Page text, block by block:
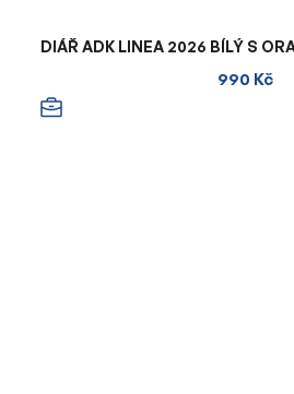
DIÁŘ ADK LINEA 2026 BÍLÝ S
990 Kč